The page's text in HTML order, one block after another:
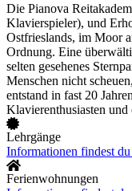
Die Pianova
Klavierspieler), und
Ostfrieslands, im Moor
Ordnung. Eine
selten gesehenes
Menschen nicht
entstand in fast 20
Klavierenthusiasten und
Lehrgänge
Informationen findest
Ferienwohnungen